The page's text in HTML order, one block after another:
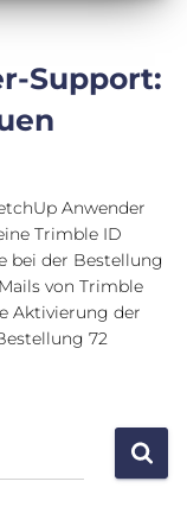
Support:
Anwender
Trimble ID
bei der Bestellung
von Trimble
Aktivierung der
72